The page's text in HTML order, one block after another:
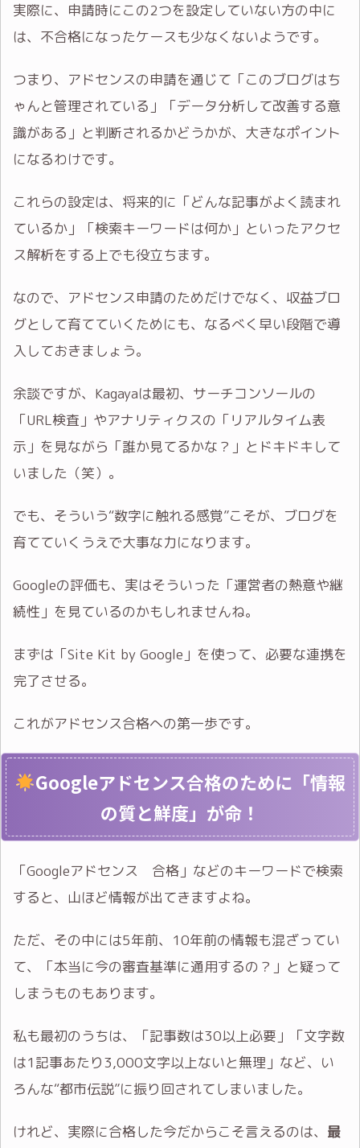
実際に、申請時にこの2つを設定していない方の中に
は、不合格になったケースも少なくないようです。
つまり、アドセンスの申請を通じて「このブログはち
ゃんと管理されている」「データ分析して改善する意
識がある」と判断されるかどうかが、大きなポイント
になるわけです。
これらの設定は、将来的に「どんな記事がよく読まれ
ているか」「検索キーワードは何か」といったアクセ
ス解析をする上でも役立ちます。
なので、アドセンス申請のためだけでなく、収益ブロ
グとして育てていくためにも、なるべく早い段階で導
入しておきましょう。
余談ですが、Kagayaは最初、サーチコンソールの
「URL検査」やアナリティクスの「リアルタイム表
示」を見ながら「誰か見てるかな？」とドキドキして
いました（笑）。
でも、そういう“数字に触れる感覚”こそが、ブログを
育てていくうえで大事な力になります。
Googleの評価も、実はそういった「運営者の熱意や継
続性」を見ているのかもしれませんね。
まずは「Site Kit by Google」を使って、必要な連携を
完了させる。
これがアドセンス合格への第一歩です。
Googleアドセンス合格のために「情報
の質と鮮度」が命！
「Googleアドセンス 合格」などのキーワードで検索
すると、山ほど情報が出てきますよね。
ただ、その中には5年前、10年前の情報も混ざってい
て、「本当に今の審査基準に通用するの？」と疑って
しまうものもあります。
私も最初のうちは、「記事数は30以上必要」「文字数
は1記事あたり3,000文字以上ないと無理」など、い
ろんな“都市伝説”に振り回されてしまいました。
けれど、実際に合格した今だからこそ言えるのは、 最